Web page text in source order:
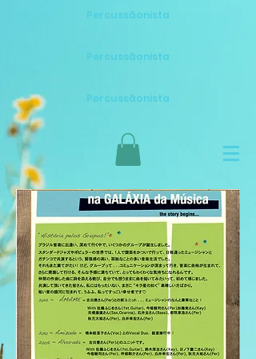
Percussãonista
Percussãonista
Percussãonista